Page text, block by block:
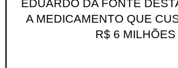
EDUARDO DA FONTE
A MEDICAMENTO QUE
R$ 6 MILHÕES